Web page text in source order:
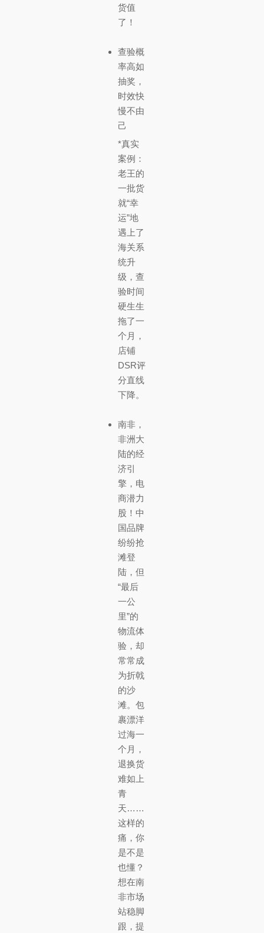
货值
了！
查验概
率高如
抽奖，
时效快
慢不由
己
*真实
案例：
老王的
一批货
就“幸
运”地
遇上了
海关系
统升
级，查
验时间
硬生生
拖了一
个月，
店铺
DSR评
分直线
下降。
南非，
非洲大
陆的经
济引
擎，电
商潜力
股！中
国品牌
纷纷抢
滩登
陆，但
“最后
一公
里”的
物流体
验，却
常常成
为折戟
的沙
滩。包
裹漂洋
过海一
个月，
退换货
难如上
青
天……
这样的
痛，你
是不是
也懂？
想在南
非市场
站稳脚
跟，提